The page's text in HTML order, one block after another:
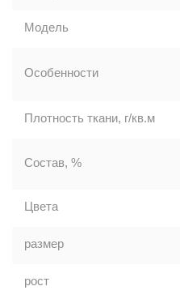
Модель
Особенности
Плотность ткани, г/кв.м
Состав, %
Цвета
размер
рост